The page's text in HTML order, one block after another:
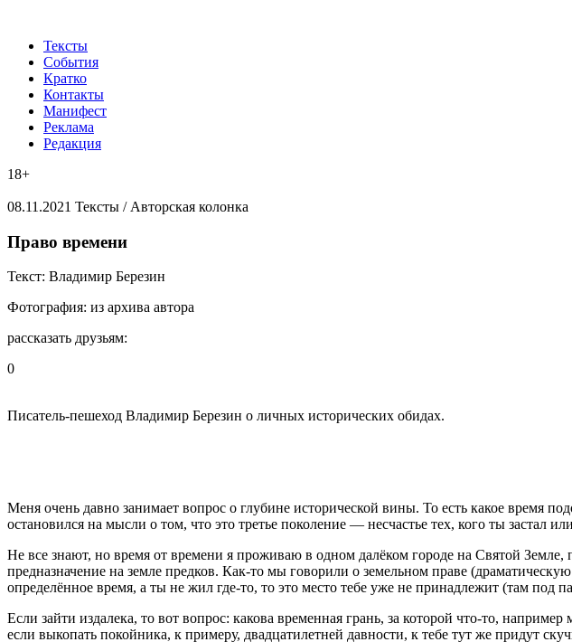
Тексты
События
Кратко
Контакты
Манифест
Реклама
Редакция
18+
08.11.2021 Тексты / Авторская колонка
​Право времени
Текст: Владимир Березин
Фотография: из архива автора
рассказать друзьям:
0
Писатель-пешеход Владимир Березин о личных исторических обидах.
Меня очень давно занимает вопрос о глубине исторической вины. То есть какое время
остановился на мысли о том, что это третье поколение — несчастье тех, кого ты застал
Не все знают, но время от времени я проживаю в одном далёком городе на Святой
предназначение на земле предков. Как-то мы говорили о земельном праве
определённое время, а ты не жил где-то, то это место тебе уже не принадлежит (там под
Если зайти издалека, то вот вопрос: какова временная грань, за которой что-то,
если выкопать покойника, к примеру, двадцатилетней давности, к тебе тут же придут